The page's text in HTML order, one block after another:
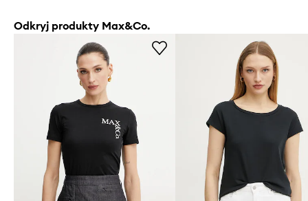
Odkryj produkty Max&Co.